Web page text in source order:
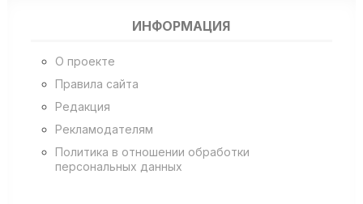
ИНФОРМАЦИЯ
О проекте
Правила сайта
Редакция
Рекламодателям
Политика в отношении обработки
персональных данных